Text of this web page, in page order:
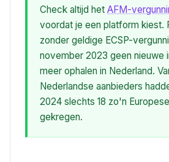
Check altijd het AFM-
voordat je een platform kiest.
zonder geldige ECSP-
november 2023 geen nieuwe
meer ophalen in Nederland.
Nederlandse aanbieders
2024 slechts 18 zo'n
gekregen.